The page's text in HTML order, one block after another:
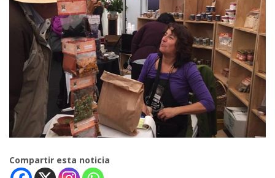
Compartir esta noticia